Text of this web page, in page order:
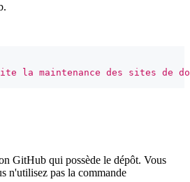
la maintenance des sites de
GitHub qui possède le dépôt. Vous
n'utilisez pas la commande